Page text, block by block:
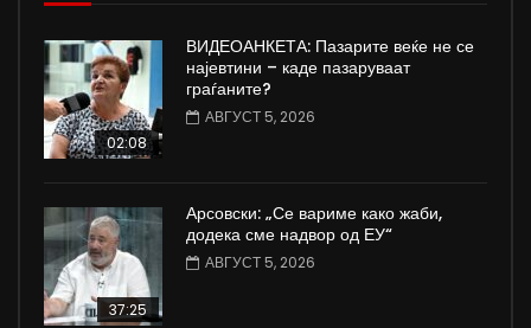
02:08
ВИДЕОАНКЕТА: Пазарите веќе не се
најевтини – каде пазаруваат
граѓаните?
АВГУСТ 5, 2026
37:25
Арсовски: „Се вариме како жаби,
додека сме надвор од ЕУ“
АВГУСТ 5, 2026